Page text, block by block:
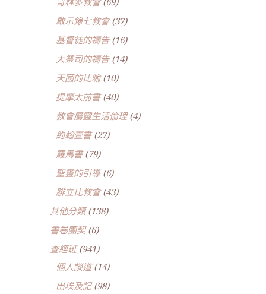
啟示錄七教會(37)
基督徒的禱告(16)
大祭司的禱告(14)
天國的比喻(10)
提摩太前書(40)
教會屬靈生活倫理(4)
約翰壹書(27)
羅馬書(79)
聖靈的引導(6)
腓立比教會(43)
其他分類(138)
書卷團契(6)
查經班(941)
個人談道(14)
出埃及記(98)